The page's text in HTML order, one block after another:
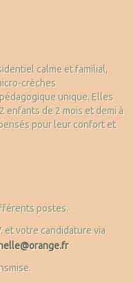
calme et familial,
crèches
unique. Elles
enfants de 2 mois et demi à
pour leur confort et
postes.
et votre candidature via